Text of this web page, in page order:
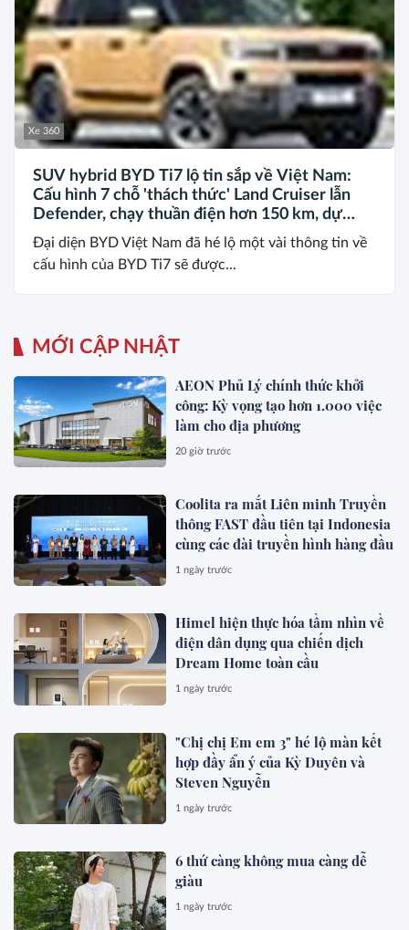
Xe 360
SUV hybrid BYD Ti7 lộ tin sắp về Việt Nam:
Cấu hình 7 chỗ 'thách thức' Land Cruiser lẫn
Defender, chạy thuần điện hơn 150 km, dự
kiến mở bán trong quý III/2026
Đại diện BYD Việt Nam đã hé lộ một vài thông tin về
cấu hình của BYD Ti7 sẽ được...
MỚI CẬP NHẬT
AEON Phủ Lý chính thức khởi
công: Kỳ vọng tạo hơn 1.000 việc
làm cho địa phương
20 giờ trước
Coolita ra mắt Liên minh Truyền
thông FAST đầu tiên tại Indonesia
cùng các đài truyền hình hàng đầu
1 ngày trước
Himel hiện thực hóa tầm nhìn về
điện dân dụng qua chiến dịch
Dream Home toàn cầu
1 ngày trước
"Chị chị Em em 3" hé lộ màn kết
hợp đầy ẩn ý của Kỳ Duyên và
Steven Nguyễn
1 ngày trước
6 thứ càng không mua càng dễ
giàu
1 ngày trước